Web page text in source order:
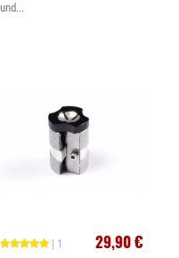
und...
29,90 €
| 1